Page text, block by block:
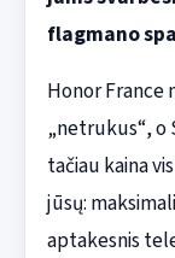
flagmano
Honor France
„netrukus“, o
tačiau kaina
jūsų:
aptakesnis